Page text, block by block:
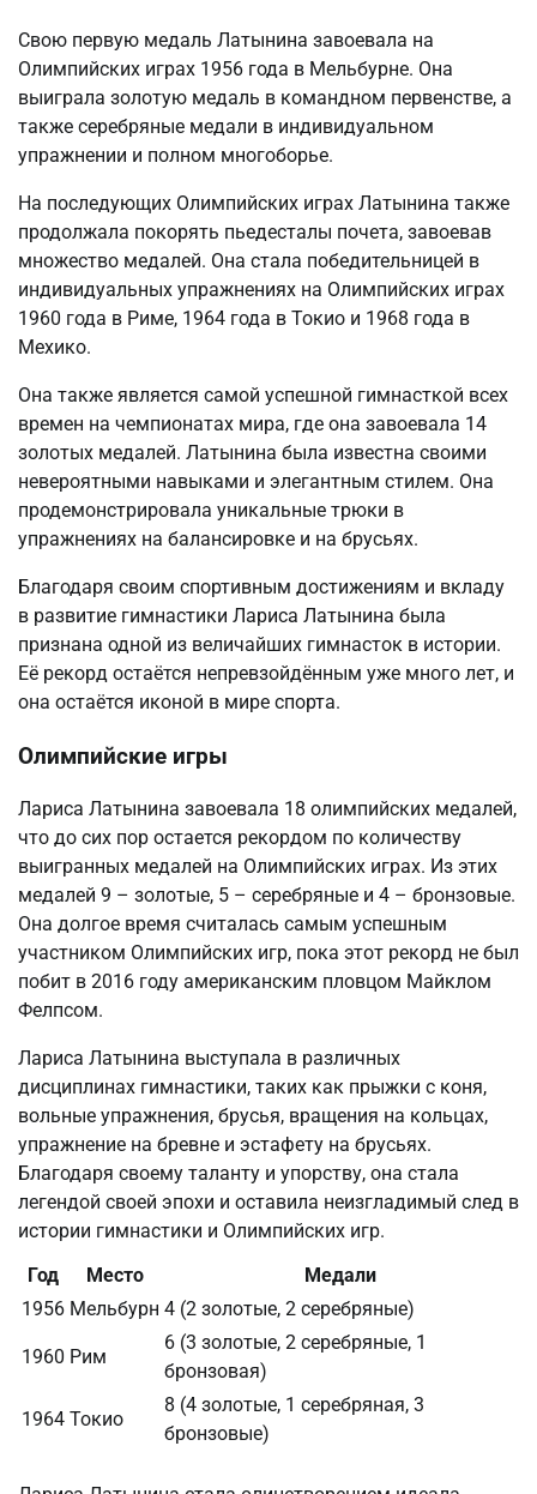
Свою первую медаль Латынина завоевала на
Олимпийских играх 1956 года в Мельбурне. Она
выиграла золотую медаль в командном первенстве, а
также серебряные медали в индивидуальном
упражнении и полном многоборье.
На последующих Олимпийских играх Латынина также
продолжала покорять пьедесталы почета, завоевав
множество медалей. Она стала победительницей в
индивидуальных упражнениях на Олимпийских играх
1960 года в Риме, 1964 года в Токио и 1968 года в
Мехико.
Она также является самой успешной гимнасткой всех
времен на чемпионатах мира, где она завоевала 14
золотых медалей. Латынина была известна своими
невероятными навыками и элегантным стилем. Она
продемонстрировала уникальные трюки в
упражнениях на балансировке и на брусьях.
Благодаря своим спортивным достижениям и вкладу
в развитие гимнастики Лариса Латынина была
признана одной из величайших гимнасток в истории.
Её рекорд остаётся непревзойдённым уже много лет, и
она остаётся иконой в мире спорта.
Олимпийские игры
Лариса Латынина завоевала 18 олимпийских медалей,
что до сих пор остается рекордом по количеству
выигранных медалей на Олимпийских играх. Из этих
медалей 9 – золотые, 5 – серебряные и 4 – бронзовые.
Она долгое время считалась самым успешным
участником Олимпийских игр, пока этот рекорд не был
побит в 2016 году американским пловцом Майклом
Фелпсом.
Лариса Латынина выступала в различных
дисциплинах гимнастики, таких как прыжки с коня,
вольные упражнения, брусья, вращения на кольцах,
упражнение на бревне и эстафету на брусьях.
Благодаря своему таланту и упорству, она стала
легендой своей эпохи и оставила неизгладимый след в
истории гимнастики и Олимпийских игр.
Год
Место
Медали
1956 Мельбурн 4 (2 золотые, 2 серебряные)
1960 Рим
6 (3 золотые, 2 серебряные, 1
бронзовая)
1964 Токио
8 (4 золотые, 1 серебряная, 3
бронзовые)